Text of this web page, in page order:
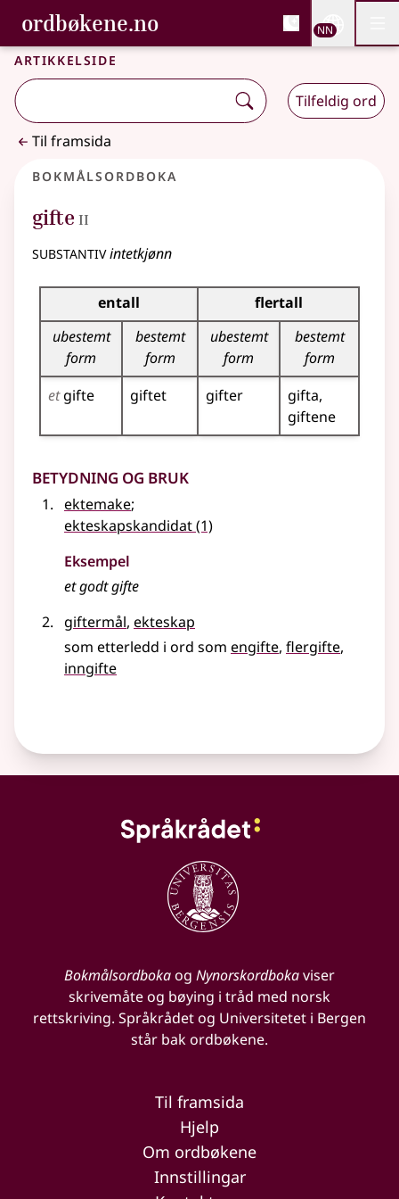
Gå til hovudinnhald
Tilgjenge
ordbøkene.no, Bokmålsordboka og
Bokmålsordboka og Nynorskordboka
NN
Artikkelside
Tilfeldig ord
Til framsida
Bokmålsordboka
gifte 2
II
substantivintetkjønn
Bøyingstabell for dette substantivet
entall
flertall
ubestemt
form
bestemt
form
ubestemt
form
bestemt
form
etgifte giftet gifter
gifta
giftene
Betydning og bruk
ektemake;
ekteskapskandidat(1)
Eksempel
et godtgifte
giftermål, ekteskap
som etterledd i ord som engifte flergifte
inngifte
Bokmålsordbokaog Nynorskordbokaviser
skrivemåte og bøying i tråd med norsk
rettskriving. Språkrådet og Universitetet i Bergen
står bak ordbøkene.
Til framsida
Hjelp
Om ordbøkene
Innstillingar